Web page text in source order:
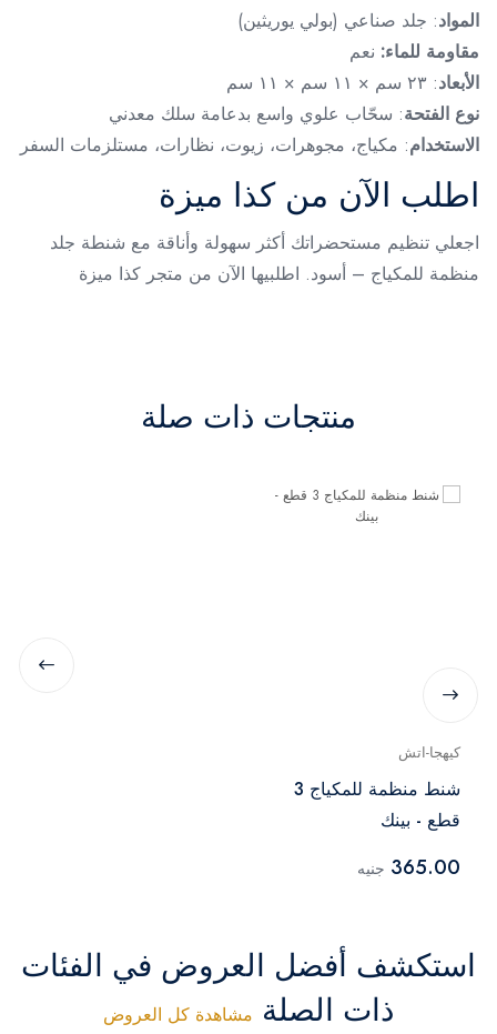
المواد: جلد صناعي (بولي يوريثين)
مقاومة للماء: نعم
الأبعاد: ٢٣ سم × ١١ سم × ١١ سم
نوع الفتحة: سحّاب علوي واسع بدعامة سلك معدني
الاستخدام: مكياج، مجوهرات، زيوت، نظارات، مستلزمات السفر
اطلب الآن من كذا ميزة
اجعلي تنظيم مستحضراتك أكثر سهولة وأناقة مع شنطة جلد
منظمة للمكياج – أسود. اطلبيها الآن من متجر كذا ميزة
منتجات ذات صلة
كيهجا-اتش
شنط منظمة للمكياج 3
قطع - بينك
365.00 جنيه
استكشف أفضل العروض في الفئات
ذات الصلة مشاهدة كل العروض